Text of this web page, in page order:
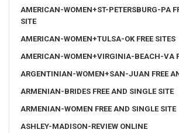
AMERICAN-WOMEN+ST-PETERSBURG-PA
SITE
AMERICAN-WOMEN+TULSA-OK FREE SITES
AMERICAN-WOMEN+VIRGINIA-BEACH-VA
ARGENTINIAN-WOMEN+SAN-JUAN FREE
ARMENIAN-BRIDES FREE AND SINGLE SITE
ARMENIAN-WOMEN FREE AND SINGLE SITE
ASHLEY-MADISON-REVIEW ONLINE